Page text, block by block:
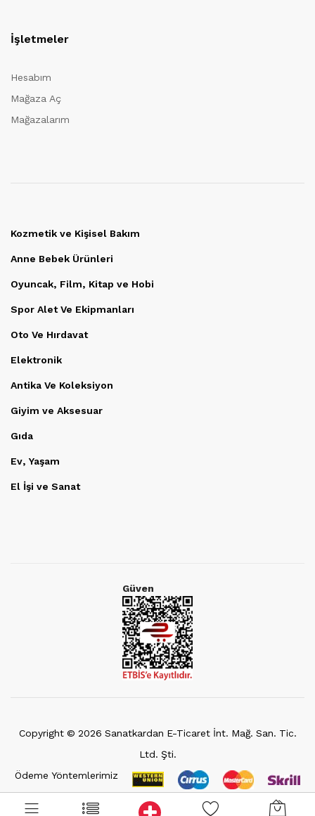
İşletmeler
Hesabım
Mağaza Aç
Mağazalarım
Kozmetik ve Kişisel Bakım
Anne Bebek Ürünleri
Oyuncak, Film, Kitap ve Hobi
Spor Alet Ve Ekipmanları
Oto Ve Hırdavat
Elektronik
Antika Ve Koleksiyon
Giyim ve Aksesuar
Gıda
Ev, Yaşam
El İşi ve Sanat
Güven
Copyright © 2026 Sanatkardan E-Ticaret İnt. Mağ. San. Tic.
Ltd. Şti.
Ödeme Yöntemlerimiz